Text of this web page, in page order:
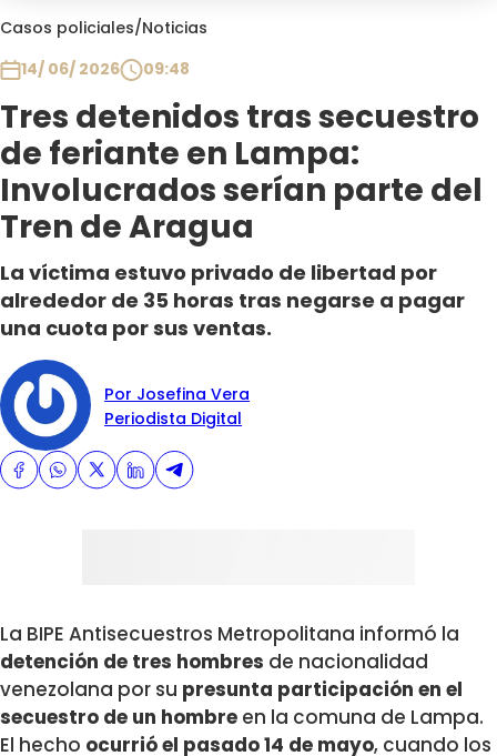
Casos policiales/Noticias
14/ 06/ 2026
09:48
Tres detenidos tras secuestro
de feriante en Lampa:
Involucrados serían parte del
Tren de Aragua
La víctima estuvo privado de libertad por
alrededor de 35 horas tras negarse a pagar
una cuota por sus ventas.
Por Josefina Vera
Periodista Digital
La BIPE Antisecuestros Metropolitana informó la
detención de tres hombres de nacionalidad
venezolana por su presunta participación en el
secuestro de un hombre en la comuna de Lampa.
El hecho ocurrió el pasado 14 de mayo, cuando los
Club De La Comedia
Plan Perfecto
El Tiempo
Sabingo
Todos Los Programas